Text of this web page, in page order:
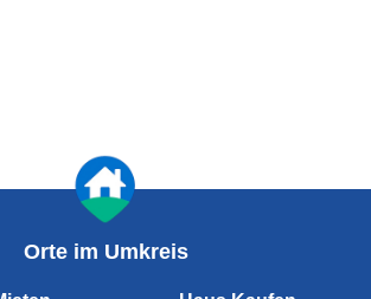
Orte im Umkreis